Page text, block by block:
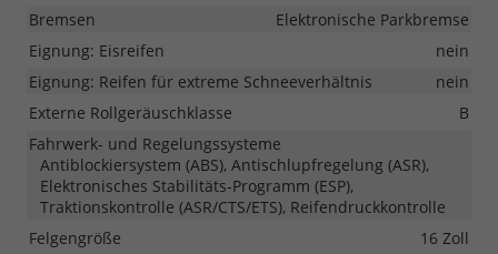
Bremsen
Elektronische Parkbremse
Eignung: Eisreifen
nein
Eignung: Reifen für extreme Schneeverhältnis
nein
Externe Rollgeräuschklasse
B
Fahrwerk- und Regelungssysteme
Antiblockiersystem (ABS), Antischlupfregelung (ASR),
Elektronisches Stabilitäts-Programm (ESP),
Traktionskontrolle (ASR/CTS/ETS), Reifendruckkontrolle
Felgengröße
16 Zoll